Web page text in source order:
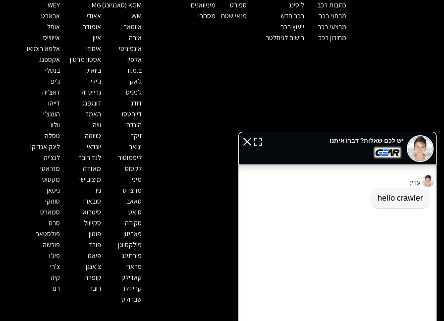
כתבות רכב
מבחני רכב
מבצעי רכב
מחירון רכב
ליסינג
רכב חדש
ייעוץ רכב
רישום לניוזלטר
ספורט
פנאי שטח
מיניוואנים
מסחרי
KGM (סאנגיונג)
MG
WEY
WM
אאודי
אבארט
אווטאר
אומודה
אופל
אורה
איון
אייווייס
אינפיניטי
איסוזו
אלפא רומיאו
אלפין
אסטון מרטין
אקספנג
ב.מ.וו
ביואיק
בנטלי
ג'אקו
ג'ילי
ג'יפ
ג'נסיס
גרייט וול
דאצ'יה
דודג'
דונגפנג
דייהו
דייהטסו
האמר
הונגצ'י
הונדה
וויה
וולוו
זיקר
טויוטה
טסלה
יגואר
יונדאי
לינק אנד קו
ליפמוטור
לנד רובר
לנצ'יה
לקסוס
מאזדה
מזראטי
מיני
מיצובישי
מקסוס
מרצדס
ניו
ניסאן
סאאב
סובארו
סוזוקי
סיאט
סיטרואן
סמארט
סקודה
סקייוול
סרס
פאריזון
פוטון
פולסטאר
פולקסווגן
פורד
פורשה
פורתינג
פיאט
פיג'ו
פרארי
צ'אנגן
צ'רי
קאדילק
קופרה
קיה
קרייזלר
רובר
רנו
שברולט